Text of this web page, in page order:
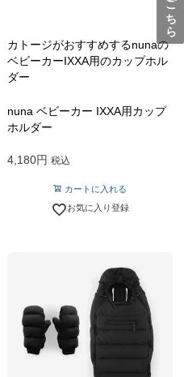
カトージがおすすめするnunaの
ベビーカーIXXA用のカップホル
ダー
nuna ベビーカー IXXA用カップ
ホルダー
4,180 税込
カートに入れる
お気に入り登録